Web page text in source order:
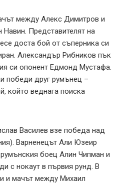
между Алекс Димитров и
Представителят на
доста бой от съперника си
Александър Рибников пък
си опонент Едмонд Мустафа.
победи друг румънец –
който веднага поиска
Василев взе победа над
Варненецът Али Юзеир
боец Алин Чипман и
с нокаут в първия рунд. В
и мачът между Михаил